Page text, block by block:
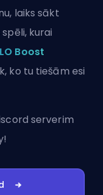
laiks sākt
kurai
Boost
ko tu tiešām esi
serverim